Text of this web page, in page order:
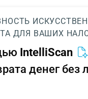
ДЛЯ ВАШИХ
IntelliScan
денег без